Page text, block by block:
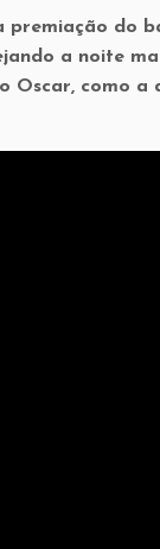
t
d
s
d
o
premiação do
a noite
como a